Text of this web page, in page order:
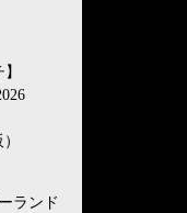
ランド